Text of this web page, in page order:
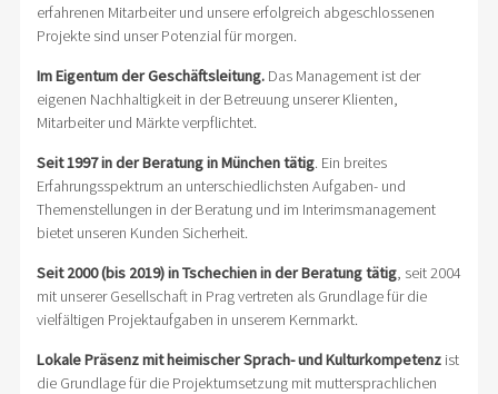
erfahrenen Mitarbeiter und unsere erfolgreich abgeschlossenen
Projekte sind unser Potenzial für morgen.
Im Eigentum der Geschäftsleitung.Das Management ist der
eigenen Nachhaltigkeit in der Betreuung unserer Klienten,
Mitarbeiter und Märkte verpflichtet.
Seit 1997 in der Beratung in München tätig. Ein breites
Erfahrungsspektrum an unterschiedlichsten Aufgaben- und
Themenstellungen in der Beratung und im Interimsmanagement
bietet unseren Kunden Sicherheit.
Seit 2000 (bis 2019) in Tschechien in der Beratung tätig, seit 2004
mit unserer Gesellschaft in Prag vertreten als Grundlage für die
vielfältigen Projektaufgaben in unserem Kernmarkt.
Lokale Präsenz mit heimischer Sprach- und Kulturkompetenzist
die Grundlage für die Projektumsetzung mit muttersprachlichen